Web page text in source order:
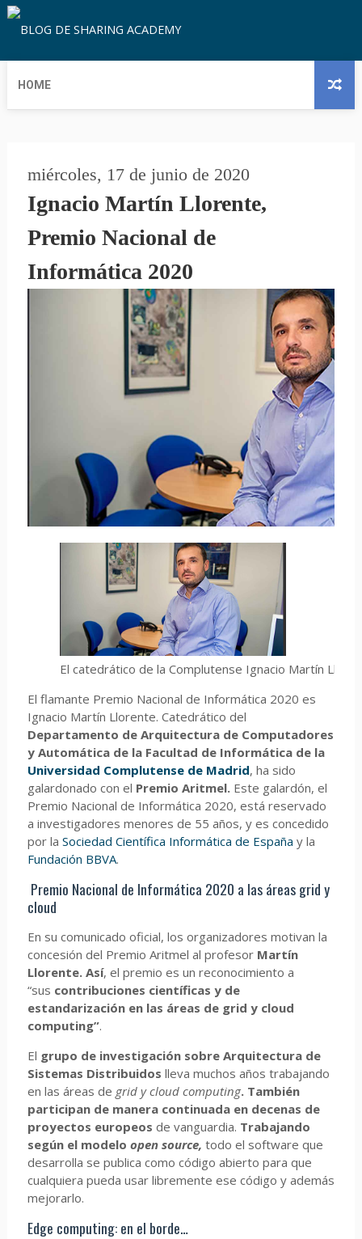
HOME
miércoles, 17 de junio de 2020
Ignacio Martín Llorente,
Premio Nacional de
Informática 2020
El catedrático de la Complutense Ignacio Martín
El flamante Premio Nacional de Informática 2020 es
Ignacio Martín Llorente. Catedrático del
Departamento de Arquitectura de Computadores
y Automática de la Facultad de Informática de la
Universidad Complutense de Madrid, ha sido
galardonado con el Premio Aritmel.Este galardón, el
Premio Nacional de Informática 2020, está reservado
a investigadores menores de 55 años, y es concedido
por la Sociedad Científica Informática de España y la
Fundación BBVA.
Premio Nacional de Informática 2020 a las áreas grid y
cloud
En su comunicado oficial, los organizadores motivan la
concesión del Premio Aritmel al profesor Martín
Llorente. Así, el premio es un reconocimiento a
“sus contribuciones científicas y de
estandarización en las áreas de grid y cloud
computing”.
El grupo de investigación sobre Arquitectura de
Sistemas Distribuidos lleva muchos años trabajando
en las áreas de gridy cloud computing. También
participan de manera continuada en decenas de
proyectos europeos de vanguardia. Trabajando
según el modelo open source, todo el software que
desarrolla se publica como código abierto para que
cualquiera pueda usar libremente ese código y además
mejorarlo.
Edge computing: en el borde…